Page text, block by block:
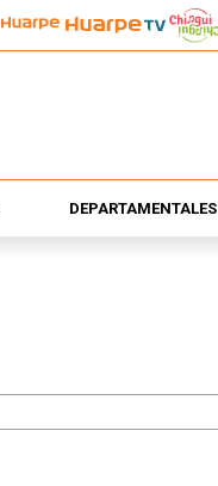
DEPARTAMENTALES